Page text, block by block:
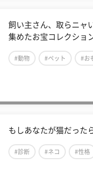
飼い主さん、取らニャ
集めたお宝コレクショ
#動物 #ペット #お
もしあなたが猫だった
#診断 #ネコ #性格